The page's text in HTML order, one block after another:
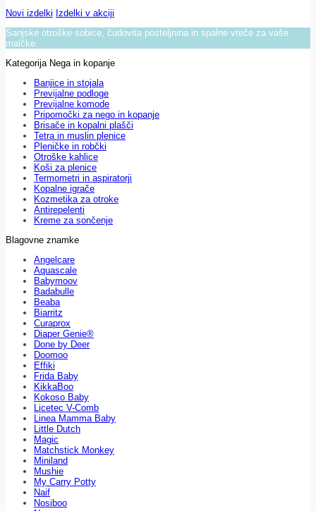
Novi izdelki Izdelki v akciji
Sanjske otroške sobice, čudovita posteljnina in spalne vreče za vaše
malčke.
Kategorija Nega in kopanje
Banjice in stojala
Previjalne podloge
Previjalne komode
Pripomočki za nego in kopanje
Brisače in kopalni plašči
Tetra in muslin plenice
Pleničke in robčki
Otroške kahlice
Koši za plenice
Termometri in aspiratorji
Kopalne igrače
Kozmetika za otroke
Antirepelenti
Kreme za sončenje
Blagovne znamke
Angelcare
Aquascale
Babymoov
Badabulle
Beaba
Biarritz
Curaprox
Diaper Genie®
Done by Deer
Doomoo
Effiki
Frida Baby
KikkaBoo
Kokoso Baby
Licetec V-Comb
Linea Mamma Baby
Little Dutch
Magic
Matchstick Monkey
Miniland
Mushie
My Carry Potty
Naif
Nosiboo